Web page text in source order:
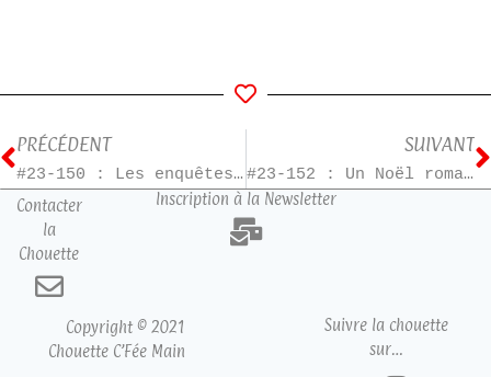
PRÉCÉDENT
#23-150 : Les enquêtes d’Hannah Swensen – T9
SUIVANT
#23-152 : Un Noël romantique en Laponie
Contacter
la
Chouette
Inscription à la Newsletter
Copyright © 2021
Chouette C’Fée Main
Suivre la chouette
sur…